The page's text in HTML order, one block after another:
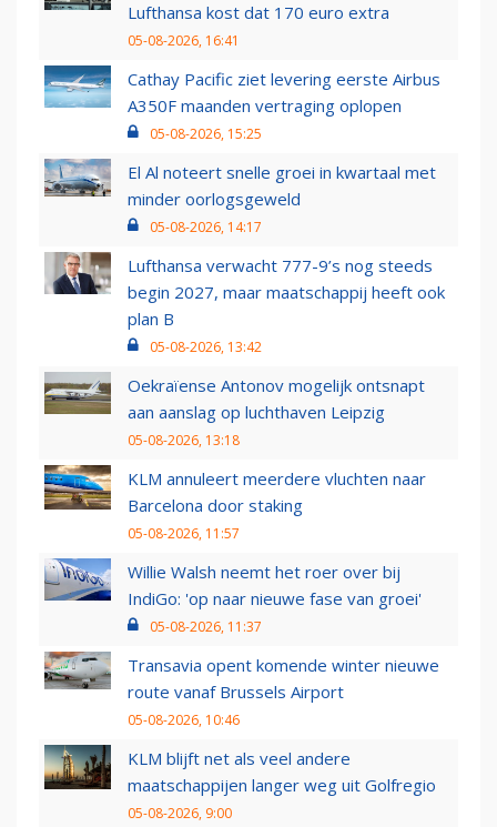
Lufthansa kost dat 170 euro extra
05-08-2026, 16:41
Cathay Pacific ziet levering eerste Airbus
A350F maanden vertraging oplopen
05-08-2026, 15:25
El Al noteert snelle groei in kwartaal met
minder oorlogsgeweld
05-08-2026, 14:17
Lufthansa verwacht 777-9’s nog steeds
begin 2027, maar maatschappij heeft ook
plan B
05-08-2026, 13:42
Oekraïense Antonov mogelijk ontsnapt
aan aanslag op luchthaven Leipzig
05-08-2026, 13:18
KLM annuleert meerdere vluchten naar
Barcelona door staking
05-08-2026, 11:57
Willie Walsh neemt het roer over bij
IndiGo: 'op naar nieuwe fase van groei'
05-08-2026, 11:37
Transavia opent komende winter nieuwe
route vanaf Brussels Airport
05-08-2026, 10:46
KLM blijft net als veel andere
maatschappijen langer weg uit Golfregio
05-08-2026, 9:00